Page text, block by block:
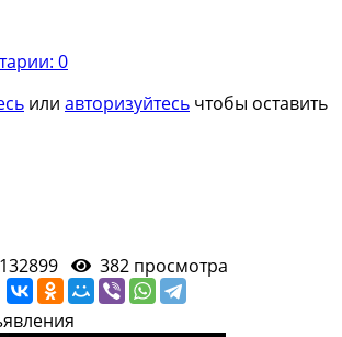
0
или авторизуйтесь чтобы оставить
382 просмотра